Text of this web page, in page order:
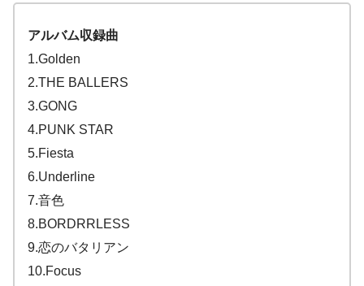
アルバム収録曲
1.Golden
2.THE BALLERS
3.GONG
4.PUNK STAR
5.Fiesta
6.Underline
7.音色
8.BORDRRLESS
9.恋のバタリアン
10.Focus